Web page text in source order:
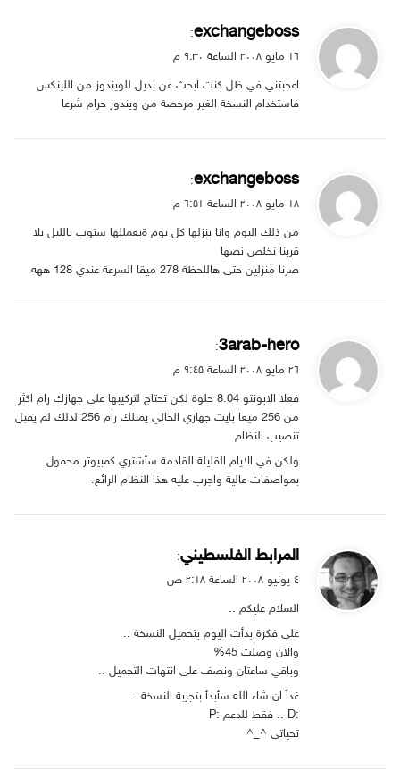
ي
ل
exchangeboss
:
۱٦ مايو ۲۰۰۸ الساعة ۹:۳۰ م
اعجبتني في ظل كنت ابحث عن بديل للويندوز من اللينكس
فاستخدام النسخة الغير مرخصة من ويندوز حرام شرعا
ي
ل
exchangeboss
:
۱۸ مايو ۲۰۰۸ الساعة ٦:۵۱ م
من ذلك اليوم وانا بنزلها كل يوم ةبعمللها ستوب بالليل يلا
قربنا نخلص نصها
صرنا منزلين حتى هاللحظة 278 ميقا السرعة عندي 128 ههه
ي
ل
3arab-hero
:
۲٦ مايو ۲۰۰۸ الساعة ۹:٤۵ م
فعلا الابونتو 8.04 حلوة لكن تحتاج لتركيبها على جهازك رام اكثر
من 256 ميغا بايت جهازي الحالي يمتلك رام 256 لذلك لم يقبل
تنصيب النظام
ولكن في الايام القليلة القادمة سأشتري كمبيوتر محمول
بمواصفات عالية واجرب عليه هذا النظام الرائع.
ي
ل
المرابط الفلسطيني:
٤ يونيو ۲۰۰۸ الساعة ۲:۱۸ ص
السلام عليكم ..
على فكرة بدأت اليوم بتحميل النسخة ..
والآن وصلت 45%
وباقي ساعتان ونصف على انتهات التحميل ..
غداً ان شاء الله سأبدأ بتجربة النسخة ..
:D .. فقط للدعم :P
تحياتي ^_^